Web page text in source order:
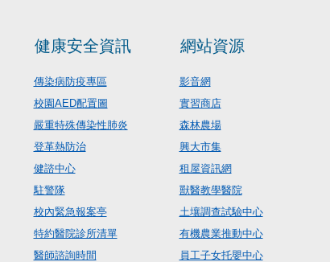
健康安全資訊
傳染病防疫專區
校園AED配置圖
嚴重特殊傳染性肺炎
登革熱防治
健諮中心
駐警隊
校內緊急報案亭
特約醫院診所清單
醫師諮詢時間
網站資源
影音網
實習商店
森林農場
興大市集
租屋資訊網
獸醫教學醫院
土壤調查試驗中心
有機農業推動中心
員工子女托嬰中心